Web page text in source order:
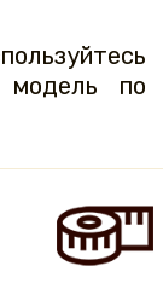
модель по